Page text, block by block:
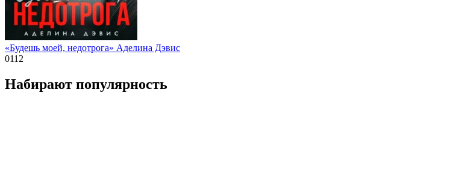
«Будешь моей, недотрога» Аделина Дэвис
0112
Набирают популярность